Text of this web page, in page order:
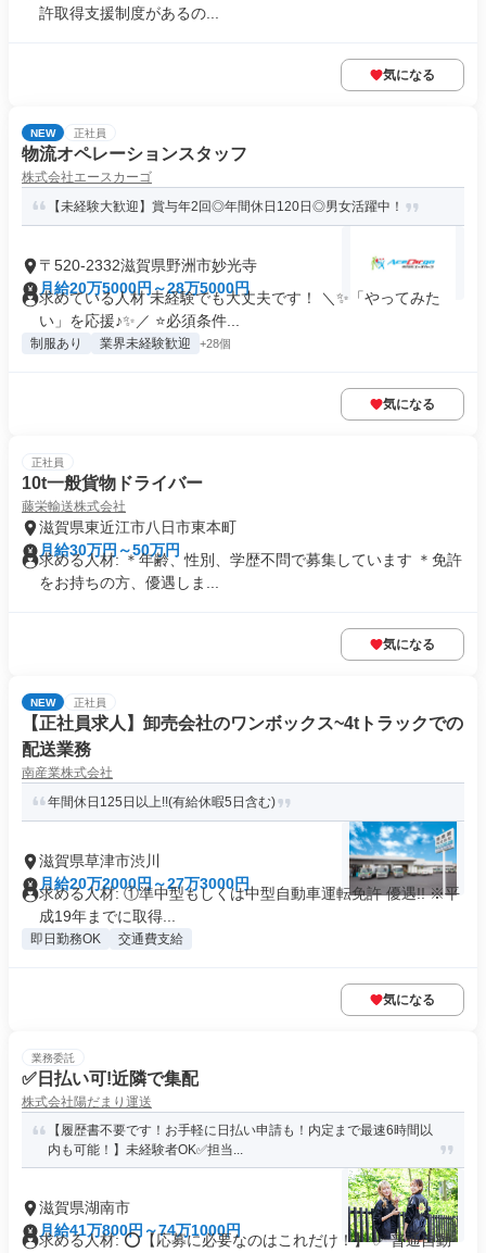
許取得支援制度があるの...
気になる
NEW 正社員
物流オペレーションスタッフ
株式会社エースカーゴ
【未経験大歓迎】賞与年2回◎年間休日120日◎男女活躍中！
〒520-2332滋賀県野洲市妙光寺
月給20万5000円～28万5000円
求めている人材 未経験でも大丈夫です！ ＼✨「やってみた
い」を応援♪✨／ ⭐必須条件...
制服あり 業界未経験歓迎 +28個
気になる
正社員
10t一般貨物ドライバー
藤栄輸送株式会社
滋賀県東近江市八日市東本町
月給30万円～50万円
求める人材: ＊年齢、性別、学歴不問で募集しています ＊免許
をお持ちの方、優遇しま...
気になる
NEW 正社員
【正社員求人】卸売会社のワンボックス~4tトラックでの
配送業務
南産業株式会社
年間休日125日以上!!(有給休暇5日含む)
滋賀県草津市渋川
月給20万2000円～27万3000円
求める人材: ①準中型もしくは中型自動車運転免許 優遇!! ※平
成19年までに取得...
即日勤務OK 交通費支給
気になる
業務委託
✅日払い可!近隣で集配
株式会社陽だまり運送
【履歴書不要です！お手軽に日払い申請も！内定まで最速6時間以
内も可能！】未経験者OK✅担当...
滋賀県湖南市
月給41万800円～74万1000円
求める人材: ⭕️【応募に必要なのはこれだけ！】 ✅ 普通自動